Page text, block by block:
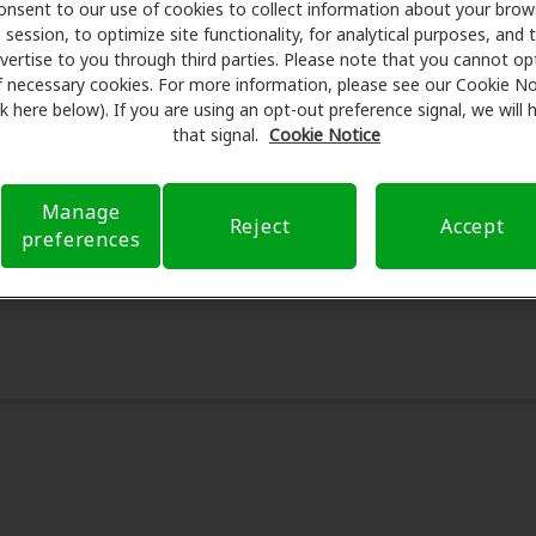
to our use of cookies to collect information about your
session, to optimize site functionality, for analytical purposes, and
to you through third parties. Please note that you cannot
necessary cookies. For more information, please see our Cookie
here below). If you are using an opt-out preference signal, we will
that signal. Cookie Notice
Manage
preferences
Reject Accept
especiales en audífonos y atención auditiva. Nuestros
con profesionales licenciados para evaluaciones,
en Miracle Ear, Amplifon Hearing Health Care se
sus gastos de bolsillo y de presentar una derivación.
de atención auditiva y liberarlo de preocupaciones con
el seguro y con opciones de pago flexibles cuando